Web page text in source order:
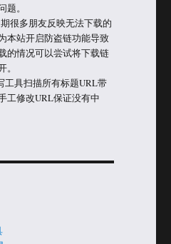
。
很多朋友反映无法下载的
本站开启防盗链功能导致
的情况可以尝试将下载链
工具扫描所有标题URL带
工修改URL保证没有中